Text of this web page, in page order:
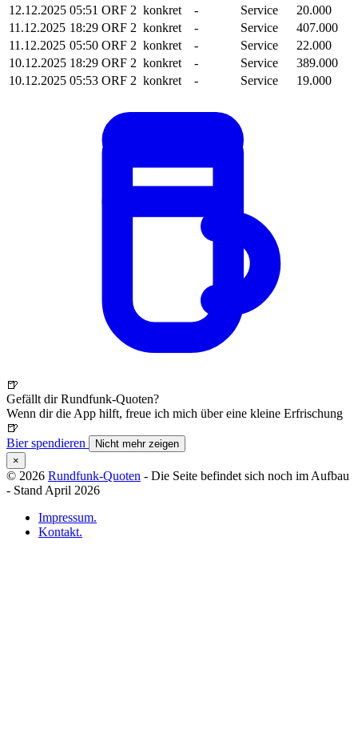
12.12.2025 05:51 ORF 2 konkret - Service
20.000
11.12.2025 18:29 ORF 2 konkret - Service
407.000
11.12.2025 05:50 ORF 2 konkret - Service
22.000
10.12.2025 18:29 ORF 2 konkret - Service
389.000
10.12.2025 05:53 ORF 2 konkret - Service 19.000
🍺
Gefällt dir Rundfunk-Quoten?
Wenn dir die App hilft, freue ich mich über eine kleine Erfrischung
🍺
Bier spendieren
Nicht mehr zeigen
×
© 2026 Rundfunk-Quoten - Die Seite befindet sich noch im Aufbau
- Stand April 2026
Impressum.
Kontakt.